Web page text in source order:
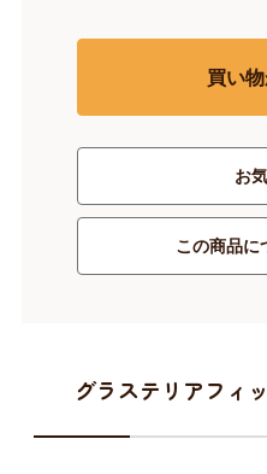
買い
お
この商品に
グラステリアフィ